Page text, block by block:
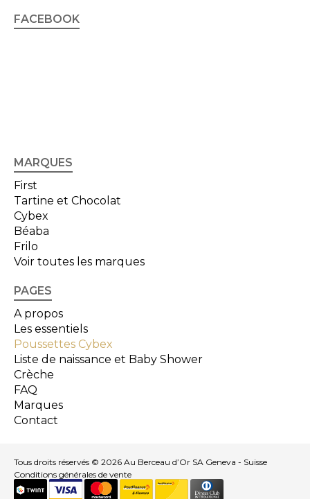
FACEBOOK
MARQUES
First
Tartine et Chocolat
Cybex
Béaba
Frilo
Voir toutes les marques
PAGES
A propos
Les essentiels
Poussettes Cybex
Liste de naissance et Baby Shower
Crèche
FAQ
Marques
Contact
Tous droits réservés © 2026 Au Berceau d’Or SA Geneva - Suisse
Conditions générales de vente